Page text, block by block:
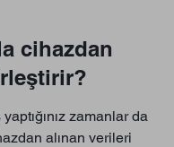
cihazdan
zamanlar da
alınan verileri